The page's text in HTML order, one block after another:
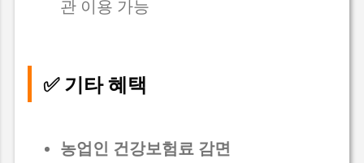
관 이용 가능
✅ 기타 혜택
농업인 건강보험료 감면